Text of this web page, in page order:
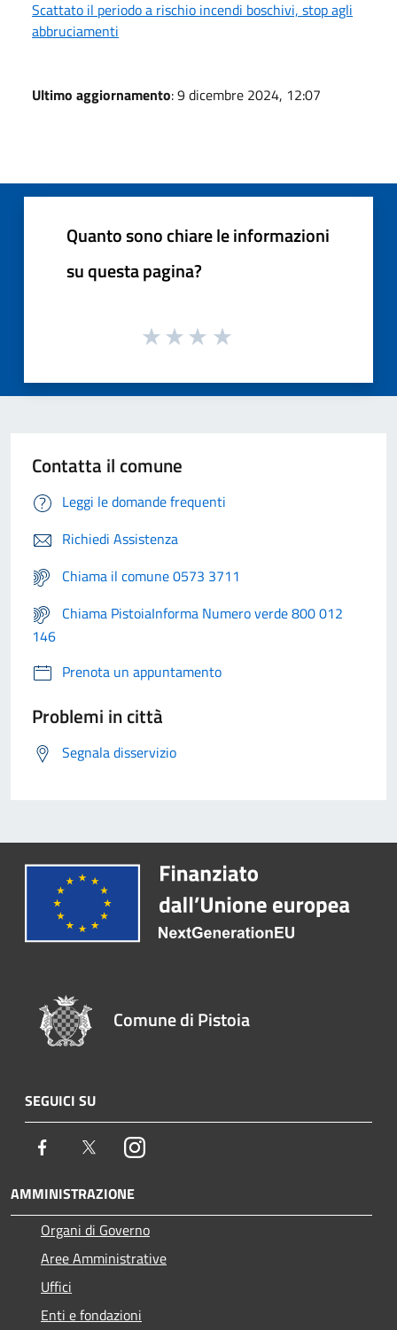
Scattato il periodo a rischio incendi boschivi, stop agli
abbruciamenti
Ultimo aggiornamento: 9 dicembre 2024, 12:07
Quanto sono chiare le informazioni
su questa pagina?
Contatta il comune
Leggi le domande frequenti
Richiedi Assistenza
Chiama il comune 0573 3711
Chiama PistoiaInforma Numero verde 800 012
146
Prenota un appuntamento
Problemi in città
Segnala disservizio
Comune di Pistoia
SEGUICI SU
Facebook TwitterInstagram
AMMINISTRAZIONE
Organi di Governo
Aree Amministrative
Uffici
Enti e fondazioni